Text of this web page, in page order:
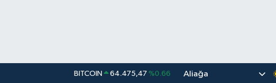
DOLAR 47,5971 %0.05 Aliağa